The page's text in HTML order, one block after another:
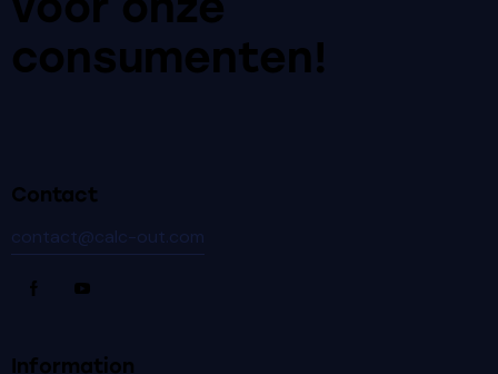
consumenten!
Contact
contact@calc-out.com
Information